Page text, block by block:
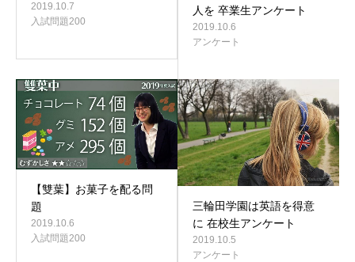
2019.10.7
入試問題200
人を 卒業生アンケート
2019.10.6
アンケート
【雙葉】お菓子を配る問
題
2019.10.6
入試問題200
三輪田学園は英語を得意
に 在校生アンケート
2019.10.5
アンケート